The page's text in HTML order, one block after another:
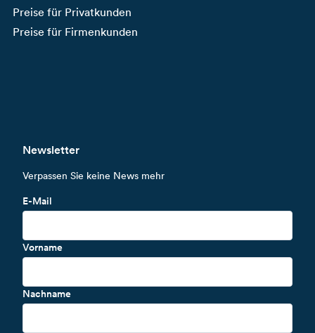
Preise für Privatkunden
Preise für Firmenkunden
Newsletter
Verpassen Sie keine News mehr
E-Mail
Vorname
Nachname